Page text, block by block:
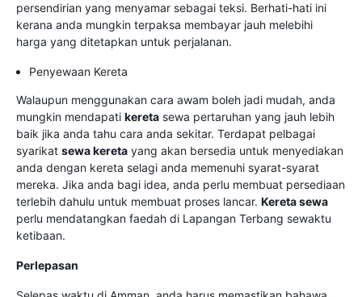
persendirian yang menyamar sebagai teksi. Berhati-hati ini
kerana anda mungkin terpaksa membayar jauh melebihi
harga yang ditetapkan untuk perjalanan.
Penyewaan Kereta
Walaupun menggunakan cara awam boleh jadi mudah, anda
mungkin mendapati kereta sewa pertaruhan yang jauh lebih
baik jika anda tahu cara anda sekitar. Terdapat pelbagai
syarikat sewa kereta yang akan bersedia untuk menyediakan
anda dengan kereta selagi anda memenuhi syarat-syarat
mereka. Jika anda bagi idea, anda perlu membuat persediaan
terlebih dahulu untuk membuat proses lancar. Kereta sewa
perlu mendatangkan faedah di Lapangan Terbang sewaktu
ketibaan.
Perlepasan